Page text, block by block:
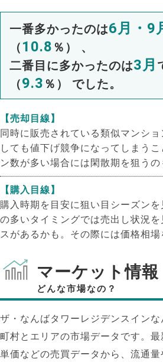
NEW!
NEW!
一番多かったのは6月・9
（ 10.8 ％） 、
二番目に多かったのは3月
（9.3 ％） でした。
【売却目線】
同時に販売されている類似マンシ
しても値下げ競争になってしまう
ン数が多い場合には閑散期を狙うの
【購入目線】
購入時期を目安に狙い目シーズン
の多いタイミングでは売出し状況
スがあるかも。その際には価格相場
マーケット情報
どんな市場なの？
ザ・なんばタワーレジデンスイン
町村とエリアの市場データです。
単価などの売買データから、流通量